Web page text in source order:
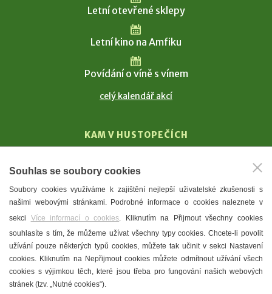
Letní otevřené sklepy
Letní kino na Amfiku
Povídání o víně s vínem
celý kalendář akcí
KAM V HUSTOPEČÍCH
T. G. Masaryk
Mandloně
Ubytování
Restaurace
Městské muzeum a galerie
Denní meníčka
Souhlas se soubory cookies
Soubory cookies využíváme k zajištění nejlepší uživatelské zkušenosti s
našimi webovými stránkami. Podrobné informace o cookies naleznete v
sekci Více informací o cookies. Kliknutím na Přijmout všechny cookies
souhlasíte s tím, že můžeme užívat všechny typy cookies. Chcete-li povolit
užívání pouze některých typů cookies, můžete tak učinit v sekci Nastavení
cookies. Kliknutím na Nepřijmout cookies můžete odmítnout užívání všech
cookies s výjimkou těch, které jsou třeba pro fungování našich webových
stránek (tzv. „Nutné cookies“).